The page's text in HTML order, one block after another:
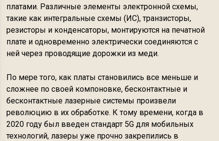
платами. Различные элементы электронной схемы,
такие как интегральные схемы (ИС), транзисторы,
резисторы и конденсаторы, монтируются на печатной
плате и одновременно электрически соединяются с
ней через проводящие дорожки из меди.
По мере того, как платы становились все меньше и
сложнее по своей компоновке, бесконтактные и
бесконтактные лазерные системы произвели
революцию в их обработке. К тому времени, когда в
2020 году был введен стандарт 5G для мобильных
технологий, лазеры уже прочно закрепились в